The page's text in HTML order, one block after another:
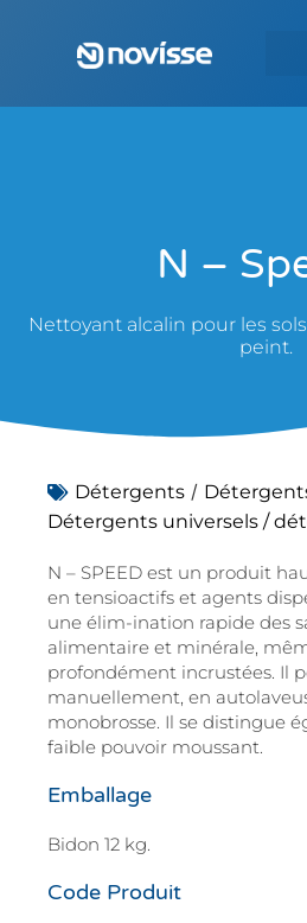
N –
Nettoyant alcalin pour les
peint.
Détergents /
Détergents universels /
N – SPEED est un produit
en tensioactifs et agents
une élim-ination rapide des
alimentaire et minérale,
profondément incrustées. Il
manuellement, en
monobrosse. Il se distingue
faible pouvoir moussant.
Emballage
Bidon 12 kg.
Code Produit